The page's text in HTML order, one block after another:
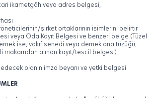
ikametgâh veya adres belgesi,
şirket ortaklarının isimlerini belirtir
veya Oda Kayıt Belgesi ve benzeri belge (Tüzel
ise; vakıf senedi veya dernek ana tüzüğü,
makamdan alınan kayıt/tescil belgesi)
olanın imza beyanı ve yetki belgesi